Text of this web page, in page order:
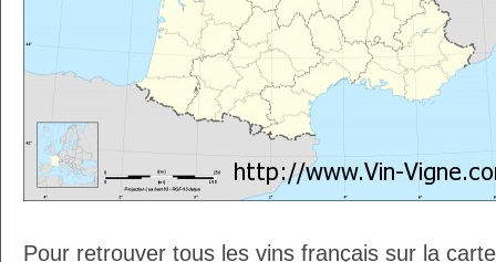
Pour retrouver tous les vins français sur la